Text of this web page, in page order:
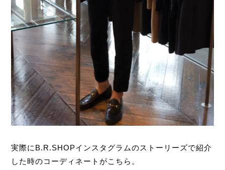
実際にB.R.SHOPインスタグラムのストーリーズで紹介
した時のコーディネートがこちら。